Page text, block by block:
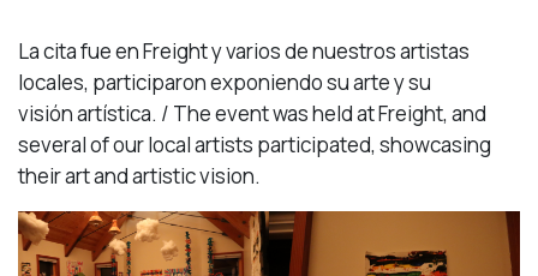
La cita fue en Freight y varios de nuestros artistas
locales, participaron exponiendo su arte y su
visión artística. / The event was held at Freight, and
several of our local artists participated, showcasing
their art and artistic vision.